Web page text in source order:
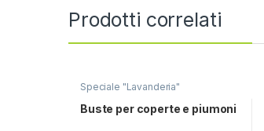
Prodotti correlati
Speciale "Lavanderia"
Buste per coperte e piumoni